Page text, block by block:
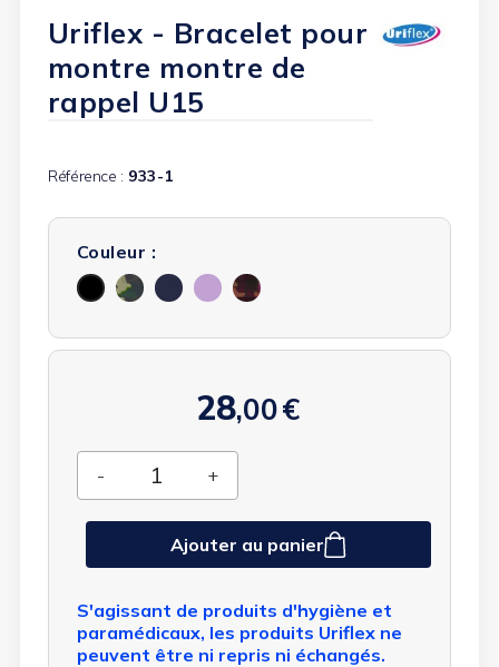
Uriflex - Bracelet pour
montre montre de
rappel U15
Référence : 933-1
Couleur :
Noir Camouflage
bleu
vert
Bleu
navy
VioletCamouflage
28,00€
Ajouter au panier
S'agissant de produits d'hygiène et
paramédicaux, les produits Uriflex ne
peuvent être ni repris ni échangés.